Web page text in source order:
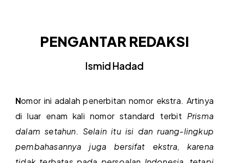
PENGANTAR REDAKSI
Ismid Hadad
Nomor ini adalah penerbitan nomor ekstra. Artinya
di luar enam kali nomor standard terbit Prisma
dalam setahun. Selain itu isi dan ruang-lingkup
pembahasannya juga bersifat ekstra, karena